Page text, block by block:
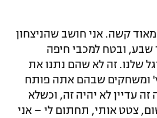
קשה. אני חושב שהניצחון
ובטח למכבי חיפה
שלנו. זה לא שהם נתנו את
ומשחקים שבהם אתה פותח
עדיין לא יהיה זה, וכשלא
צטט אותי, תחתום לי – אני